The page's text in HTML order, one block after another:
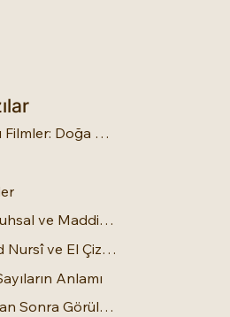
4 Element Konulu Filmler: Doğa Üstü Güçler
Magnum Opus: Ruhsal ve Maddi Dönüşümün Büyük Eseri
Bediüzzaman Said Nursî ve El Çizgileri: İnsan Doğasına Dair Bir Bakış
Anlamı
Sabah Namazından Sonra Görülen Rüya Gerçek Olur mu?